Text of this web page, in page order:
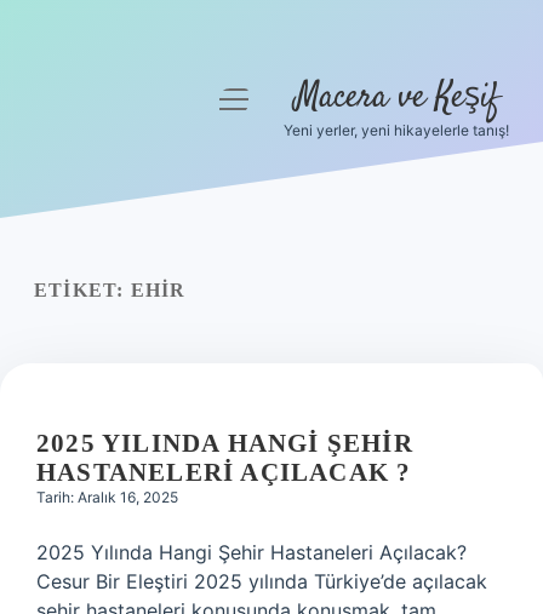
Yasal Uyarı
menüyüMacera ve Keşif
Yeni yerler, yeni hikayelerle tanış!
ETIKET: EHIR
2025 YILINDA HANGI ŞEHIR
HASTANELERI AÇILACAK ?
Tarih: Aralık 16, 2025
2025 Yılında Hangi Şehir Hastaneleri Açılacak?
Cesur Bir Eleştiri 2025 yılında Türkiye’de açılacak